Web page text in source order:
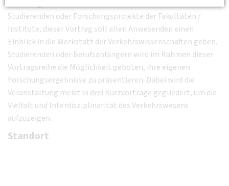
Studierenden oder Forschungsprojekte der Fakultäten /
Institute, dieser Vortrag soll allen Anwesenden einen
Einblick in die Werkstatt der Verkehrswissenschaften geben.
Studierenden oder Berufsanfängern wird im Rahmen dieser
Vortragsreihe die Möglichkeit geboten, ihre eigenen
Forschungsergebnisse zu präsentieren. Dabei wird die
Veranstaltung meist in drei Kurzvorträge gegliedert, um die
Vielfalt und Interdisziplinarität des Verkehrswesens
aufzuzeigen.
Standort